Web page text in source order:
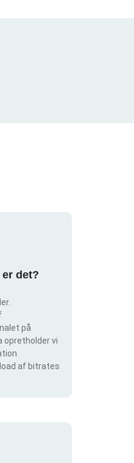
det?
på
vi
af bitrates